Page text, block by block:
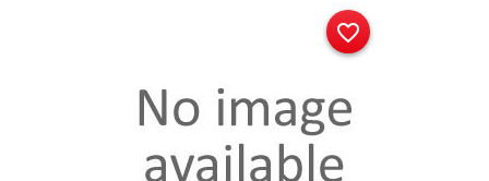
favorite_border